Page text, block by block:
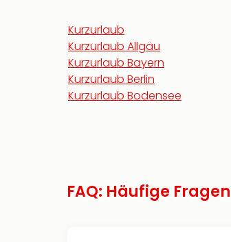
Kurzurlaub
Kurzurlaub Allgäu
Kurzurlaub Bayern
Kurzurlaub Berlin
Kurzurlaub Bodensee
FAQ: Häufige